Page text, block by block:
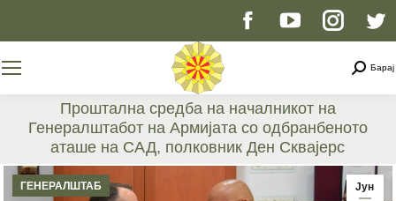
Facebook
opens
in
YouTube
opens
in
page
in
new
Барај
Проштална средба на началникот на
Генералштабот на Армијата со одбранбеното
аташе на САД, полковник Ден Сквајерс
You are here:
Јун
ГЕНЕРАЛШТАБ